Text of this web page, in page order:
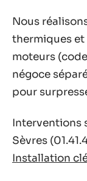
Nous
thermiques et
moteurs
négoce
pour
Interventions
Sèvres
Installation